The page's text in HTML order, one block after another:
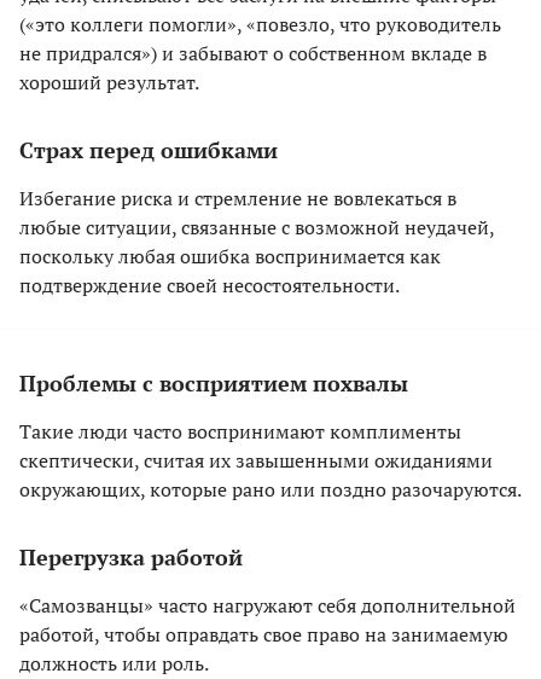
(«это коллеги помогли», «повезло, что руководитель
не придрался») и забывают о собственном вкладе в
хороший результат.
Страх перед ошибками
Избегание риска и стремление не вовлекаться в
любые ситуации, связанные с возможной неудачей,
поскольку любая ошибка воспринимается как
подтверждение своей несостоятельности.
Проблемы с восприятием похвалы
Такие люди часто воспринимают комплименты
скептически, считая их завышенными ожиданиями
окружающих, которые рано или поздно разочаруются.
Перегрузка работой
«Самозванцы» часто нагружают себя дополнительной
работой, чтобы оправдать свое право на занимаемую
должность или роль.